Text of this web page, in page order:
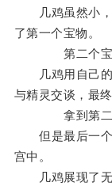
几鸡虽然小，
了第一个宝物。
第二个宝物是
几鸡用自己的
与精灵交谈，最
拿到第二个宝
但是最后一个
宫中。
几鸡展现了无